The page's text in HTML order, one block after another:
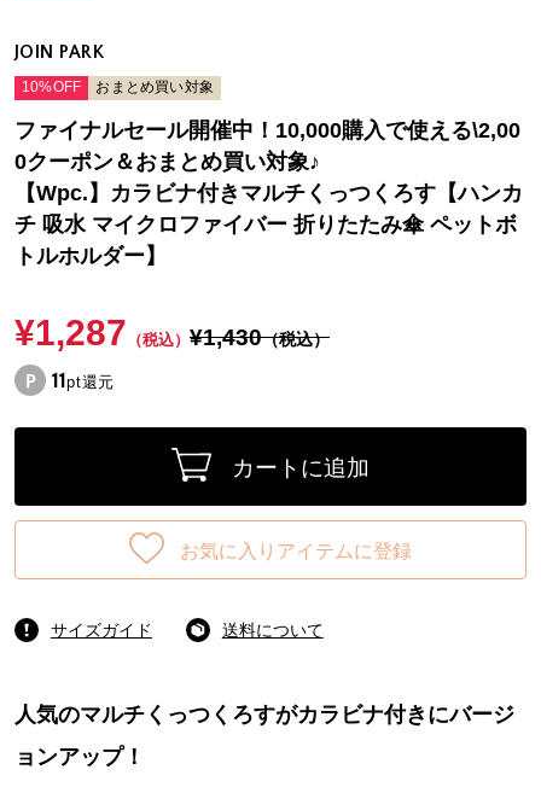
JOIN PARK
10%OFF おまとめ買い対象
ファイナルセール開催中！10,000購入で使える\2,00
0クーポン＆おまとめ買い対象♪
【Wpc.】カラビナ付きマルチくっつくろす【ハンカ
チ 吸水 マイクロファイバー 折りたたみ傘 ペットボ
トルホルダー】
¥1,287 （税込） ¥1,430（税込）
11pt還元
カートに追加
お気に入りアイテムに登録
サイズガイド 送料について
人気のマルチくっつくろすがカラビナ付きにバージ
ョンアップ！